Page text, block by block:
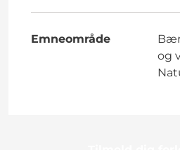
Emneområde
og